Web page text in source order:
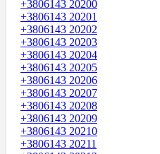
+3806143 20200
+3806143 20201
+3806143 20202
+3806143 20203
+3806143 20204
+3806143 20205
+3806143 20206
+3806143 20207
+3806143 20208
+3806143 20209
+3806143 20210
+3806143 20211